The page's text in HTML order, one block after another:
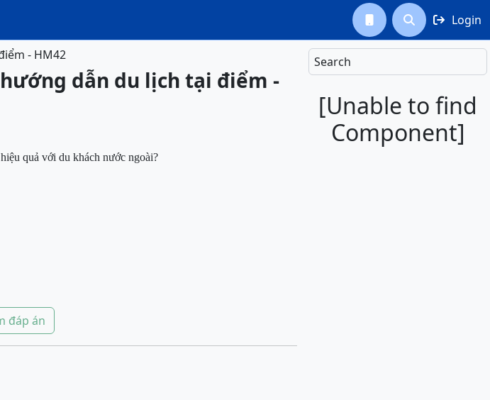
  Login
Search
[Unable to find
Component]
- HM42
dẫn du lịch tại điểm -
quả với du khách nước ngoài?
đáp án